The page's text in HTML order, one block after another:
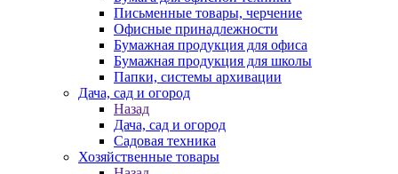
Письменные товары, черчение
Офисные принадлежности
Бумажная продукция для офиса
Бумажная продукция для школы
Папки, системы архивации
Дача, сад и огород
Назад
Дача, сад и огород
Садовая техника
Хозяйственные товары